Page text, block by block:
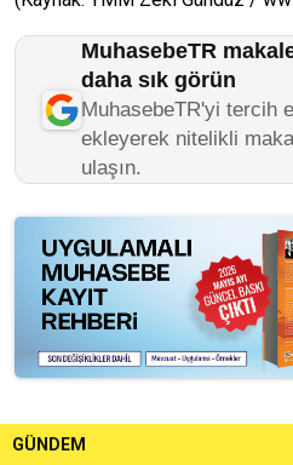
MuhasebeTR
daha sık görün
MuhasebeTR'yi tercih
ekleyerek nitelikli
ulaşın.
GÜNDEM